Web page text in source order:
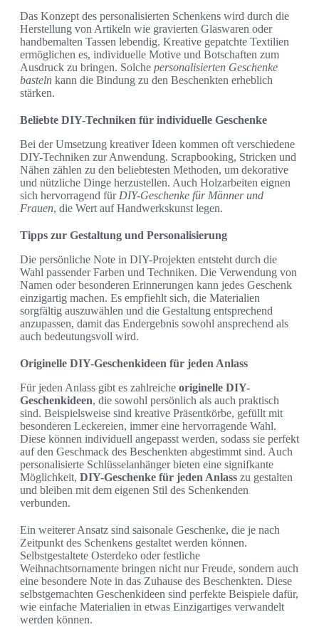
Das Konzept des personalisierten Schenkens wird durch die
Herstellung von Artikeln wie gravierten Glaswaren oder
handbemalten Tassen lebendig. Kreative gepatchte Textilien
ermöglichen es, individuelle Motive und Botschaften zum
Ausdruck zu bringen. Solche personalisierten Geschenke
basteln kann die Bindung zu den Beschenkten erheblich
stärken.
Beliebte DIY-Techniken für individuelle Geschenke
Bei der Umsetzung kreativer Ideen kommen oft verschiedene
DIY-Techniken zur Anwendung. Scrapbooking, Stricken und
Nähen zählen zu den beliebtesten Methoden, um dekorative
und nützliche Dinge herzustellen. Auch Holzarbeiten eignen
sich hervorragend für DIY-Geschenke für Männer und
Frauen, die Wert auf Handwerkskunst legen.
Tipps zur Gestaltung und Personalisierung
Die persönliche Note in DIY-Projekten entsteht durch die
Wahl passender Farben und Techniken. Die Verwendung von
Namen oder besonderen Erinnerungen kann jedes Geschenk
einzigartig machen. Es empfiehlt sich, die Materialien
sorgfältig auszuwählen und die Gestaltung entsprechend
anzupassen, damit das Endergebnis sowohl ansprechend als
auch bedeutungsvoll wird.
Originelle DIY-Geschenkideen für jeden Anlass
Für jeden Anlass gibt es zahlreiche originelle DIY-
Geschenkideen, die sowohl persönlich als auch praktisch
sind. Beispielsweise sind kreative Präsentkörbe, gefüllt mit
besonderen Leckereien, immer eine hervorragende Wahl.
Diese können individuell angepasst werden, sodass sie perfekt
auf den Geschmack des Beschenkten abgestimmt sind. Auch
personalisierte Schlüsselanhänger bieten eine signifkante
Möglichkeit, DIY-Geschenke für jeden Anlass zu gestalten
und bleiben mit dem eigenen Stil des Schenkenden
verbunden.
Ein weiterer Ansatz sind saisonale Geschenke, die je nach
Zeitpunkt des Schenkens gestaltet werden können.
Selbstgestaltete Osterdeko oder festliche
Weihnachtsornamente bringen nicht nur Freude, sondern auch
eine besondere Note in das Zuhause des Beschenkten. Diese
selbstgemachten Geschenkideen sind perfekte Beispiele dafür,
wie einfache Materialien in etwas Einzigartiges verwandelt
werden können.